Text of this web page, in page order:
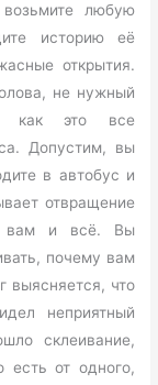
любую
историю её
открытия.
не нужный
как это все
Допустим, вы
в автобус и
отвращение
вам и всё. Вы
почему вам
выясняется, что
неприятный
склеивание,
есть от одного,